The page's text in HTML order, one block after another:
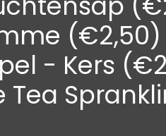
(€2,50)
- Kers
Tea